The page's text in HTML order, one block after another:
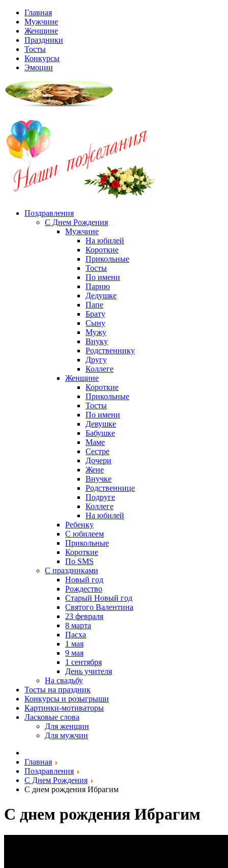
Главная
Мужчине
Женщине
Праздники
Тосты
Конкурсы
Эмоции
Поздравления
С Днем Рождения
Мужчине
На юбилей
Короткие
Прикольные
Тосты
По имени
Парню
Дедушке
Папе
Брату
Сыну
Мужу
Внуку
Родственнику
Другу
Коллеге
Женщине
Короткие
Прикольные
Тосты
По имени
Девушке
Бабушке
Маме
Сестре
Дочери
Жене
Внучке
Родственнице
Подруге
Коллеге
На юбилей
Ребенку
С юбилеем
Прикольные
Короткие
По SMS
С праздниками
Новый год
Рождество
Старый Новый год
Святого Валентина
23 февраля
8 марта
Пасха
1 мая
9 мая
1 сентября
День учителя
На свадьбу
Тосты на праздник
Конкурсы и розыгрыши
Картинки-мотиваторы
Ласковые слова
Для женщин
Для мужчин
Главная
Поздравления
С Днем Рождения
С днем рождения Ибрагим
С днем рождения Ибрагим